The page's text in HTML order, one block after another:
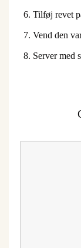
Tilføj revet
Vend den
Server med